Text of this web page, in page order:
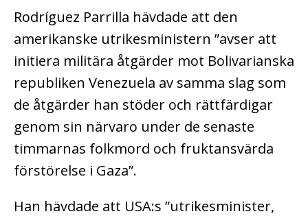
Rodríguez Parrilla hävdade att den
amerikanske utrikesministern ”avser att
initiera militära åtgärder mot Bolivarianska
republiken Venezuela av samma slag som
de åtgärder han stöder och rättfärdigar
genom sin närvaro under de senaste
timmarnas folkmord och fruktansvärda
förstörelse i Gaza”.
Han hävdade att USA:s ”utrikesminister,